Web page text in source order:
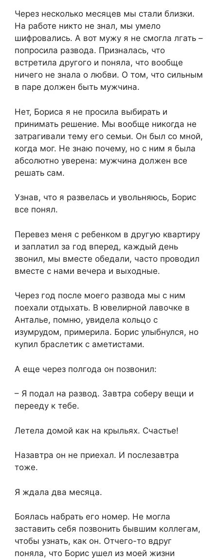
Через несколько месяцев мы стали близки.
На работе никто не знал, мы умело
шифровались. А вот мужу я не смогла лгать –
попросила развода. Призналась, что
встретила другого и поняла, что вообще
ничего не знала о любви. О том, что сильным
в паре должен быть мужчина.
Нет, Бориса я не просила выбирать и
принимать решение. Мы вообще никогда не
затрагивали тему его семьи. Он был со мной,
когда мог. Не знаю почему, но с ним я была
абсолютно уверена: мужчина должен все
решать сам.
Узнав, что я развелась и увольняюсь, Борис
все понял.
Перевез меня с ребенком в другую квартиру
и заплатил за год вперед, каждый день
звонил, мы вместе обедали, часто проводил
вместе с нами вечера и выходные.
Через год после моего развода мы с ним
поехали отдыхать. В ювелирной лавочке в
Анталье, помню, увидела кольцо с
изумрудом, примерила. Борис улыбнулся, но
купил браслетик с аметистами.
А еще через полгода он позвонил:
– Я подал на развод. Завтра соберу вещи и
перееду к тебе.
Летела домой как на крыльях. Счастье!
Назавтра он не приехал. И послезавтра
тоже.
Я ждала два месяца.
Боялась набрать его номер. Не могла
заставить себя позвонить бывшим коллегам,
чтобы узнать, как он. Отчего-то вдруг
поняла, что Борис ушел из моей жизни